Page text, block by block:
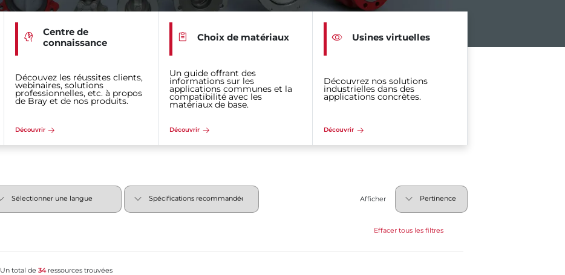
Centre de
connaissance
Découvez les réussites clients,
webinaires, solutions
professionnelles, etc. à propos
de Bray et de nos produits.
Découvrir
Choix de matériaux
Un guide offrant des
informations sur les
applications communes et la
compatibilité avec les
matériaux de base.
Découvrir
Usines virtuelles
Découvrez nos solutions
industrielles dans des
applications concrètes.
Découvrir
Afficher
Effacer tous les filtres
Un total de34ressources trouvées